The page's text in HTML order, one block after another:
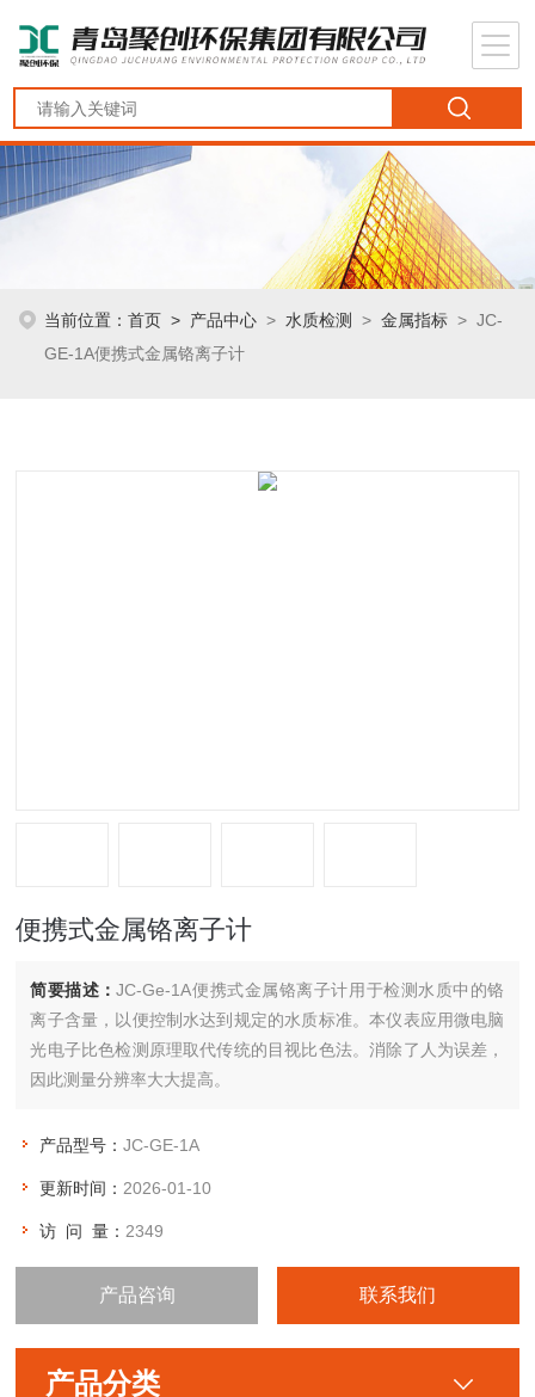
当前位置：首页 > 产品中心 >水质检测 >金属指标 > JC-
GE-1A便携式金属铬离子计
便携式金属铬离子计
简要描述：JC-Ge-1A便携式金属铬离子计用于检测水质中的铬
离子含量，以便控制水达到规定的水质标准。本仪表应用微电脑
光电子比色检测原理取代传统的目视比色法。消除了人为误差，
因此测量分辨率大大提高。
产品型号：JC-GE-1A
更新时间： 2026-01-10
访 问 量： 2349
产品咨询 联系我们
产品分类